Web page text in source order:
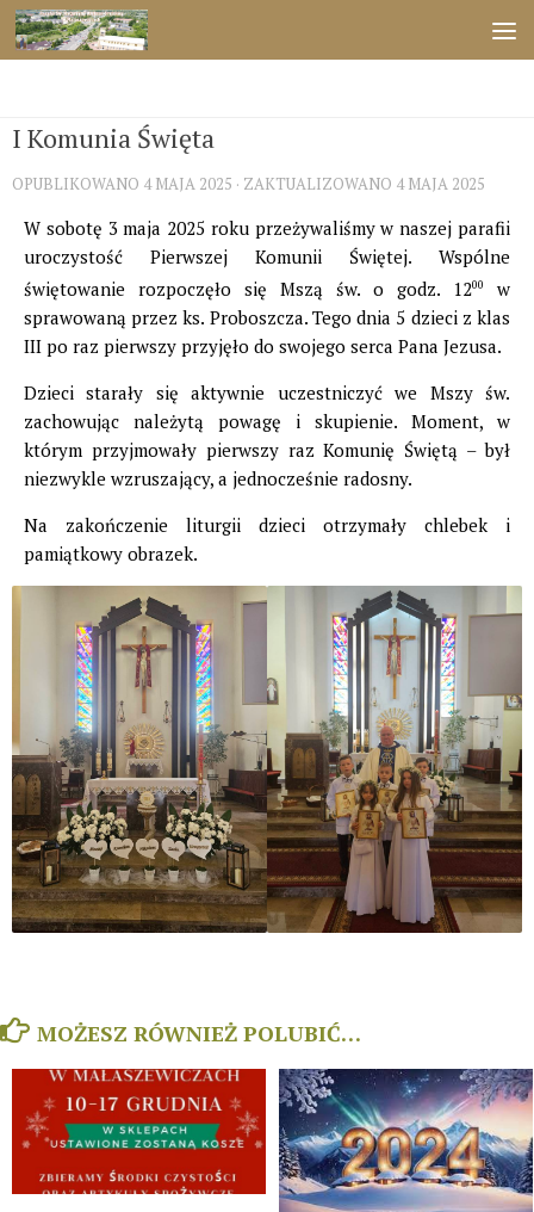
Przejdź do treści
I Komunia Święta
OPUBLIKOWANO 4 MAJA 2025 · ZAKTUALIZOWANO 4 MAJA 2025
W sobotę 3 maja 2025 roku przeżywaliśmy w naszej parafii
uroczystość Pierwszej Komunii Świętej. Wspólne
świętowanie rozpoczęło się Mszą św. o godz. 1200
w
sprawowaną przez ks. Proboszcza. Tego dnia 5 dzieci z klas
III po raz pierwszy przyjęło do swojego serca Pana Jezusa.
Dzieci starały się aktywnie uczestniczyć we Mszy św.
zachowując należytą powagę i skupienie. Moment, w
którym przyjmowały pierwszy raz Komunię Świętą – był
niezwykle wzruszający, a jednocześnie radosny.
Na zakończenie liturgii dzieci otrzymały chlebek i
pamiątkowy obrazek.
MOŻESZ RÓWNIEŻ POLUBIĆ…